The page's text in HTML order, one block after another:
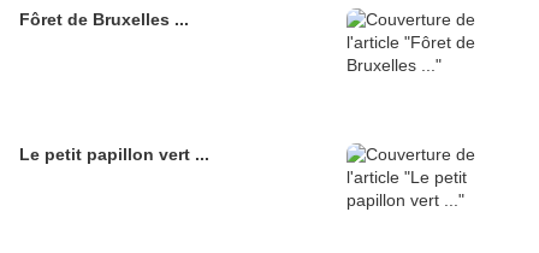
Fôret de Bruxelles ...
Le petit papillon vert ...